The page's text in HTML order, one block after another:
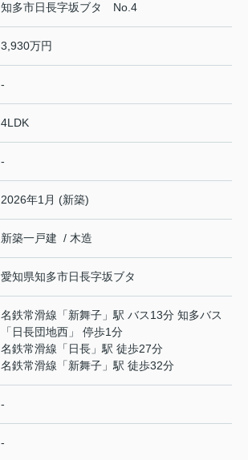
知多市日長字坂ブタ No.4
3,930万円
-
4LDK
-
2026年1月 (新築)
新築一戸建 / 木造
愛知県知多市日長字坂ブタ
名鉄常滑線 「新舞子 」駅 バス13分 知多バス
「日長団地西」 停歩1分
名鉄常滑線 「 日長 」駅 徒歩27分
名鉄常滑線 「新舞子 」駅 徒歩32分
-
-